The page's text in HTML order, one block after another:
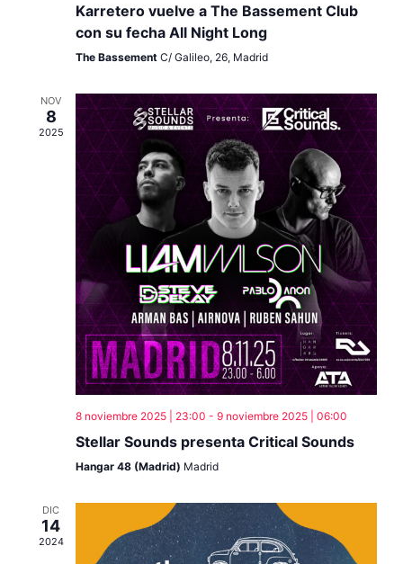
Karretero vuelve a The Bassement Club
con su fecha All Night Long
The Bassement C/ Galileo, 26, Madrid
NOV
8
2025
8 noviembre 2025 | 23:00 - 9 noviembre 2025 | 06:00
Stellar Sounds presenta Critical Sounds
Hangar 48 (Madrid) Madrid
DIC
14
2024